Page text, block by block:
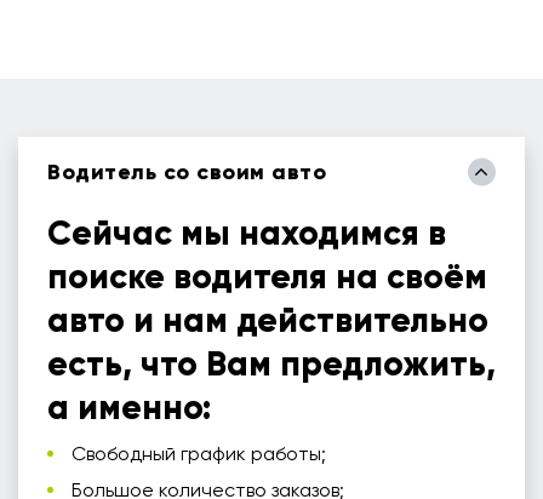
Водитель со своим авто
Сейчас мы находимся в
поиске водителя на своём
авто и нам действительно
есть, что Вам предложить,
а именно:
Свободный график работы;
Большое количество заказов;